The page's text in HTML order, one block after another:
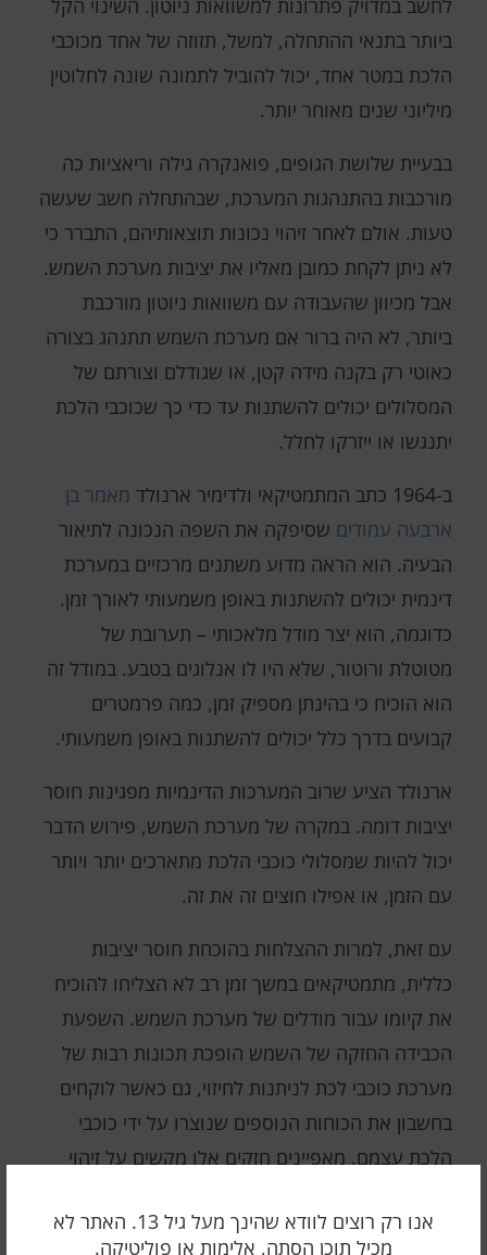
אנו רק רוצים לוודא שהינך מעל גיל 13. האתר לא
מכיל תוכן הסתה, אלימות או פוליטיקה.
לחשב במדויק פתרונות למשוואות ניוטון. השינוי הקל
ביותר בתנאי ההתחלה, למשל, תזוזה של אחד מכוכבי
הלכת במטר אחד, יכול להוביל לתמונה שונה לחלוטין
מיליוני שנים מאוחר יותר.
בבעיית שלושת הגופים, פואנקרה גילה וריאציות כה
מורכבות בהתנהגות המערכת, שבהתחלה חשב שעשה
טעות. אולם לאחר זיהוי נכונות תוצאותיהם, התברר כי
לא ניתן לקחת כמובן מאליו את יציבות מערכת השמש.
אבל מכיוון שהעבודה עם משוואות ניוטון מורכבת
ביותר, לא היה ברור אם מערכת השמש תתנהג בצורה
כאוטי רק בקנה מידה קטן, או שגודלם וצורתם של
המסלולים יכולים להשתנות עד כדי כך שכוכבי הלכת
יתנגשו או ייזרקו לחלל.
ב-1964 כתב המתמטיקאי ולדימיר ארנולד
מאמר בן
ארבעה עמודים שסיפקה את השפה הנכונה לתיאור
הבעיה. הוא הראה מדוע משתנים מרכזיים במערכת
דינמית יכולים להשתנות באופן משמעותי לאורך זמן.
כדוגמה, הוא יצר מודל מלאכותי – תערובת של
מטוטלת ורוטור, שלא היו לו אנלוגים בטבע. במודל זה
הוא הוכיח כי בהינתן מספיק זמן, כמה פרמטרים
קבועים בדרך כלל יכולים להשתנות באופן משמעותי.
ארנולד הציע שרוב המערכות הדינמיות מפגינות חוסר
יציבות דומה. במקרה של מערכת השמש, פירוש הדבר
יכול להיות שמסלולי כוכבי הלכת מתארכים יותר ויותר
עם הזמן, או אפילו חוצים זה את זה.
עם זאת, למרות ההצלחות בהוכחת חוסר יציבות
כללית, מתמטיקאים במשך זמן רב לא הצליחו להוכיח
את קיומו עבור מודלים של מערכת השמש. השפעת
הכבידה החזקה של השמש הופכת תכונות רבות של
מערכת כוכבי לכת לניתנות לחיזוי, גם כאשר לוקחים
בחשבון את הכוחות הנוספים שנוצרו על ידי כוכבי
הלכת עצמם. מאפיינים חזקים אלו מקשים על זיהוי